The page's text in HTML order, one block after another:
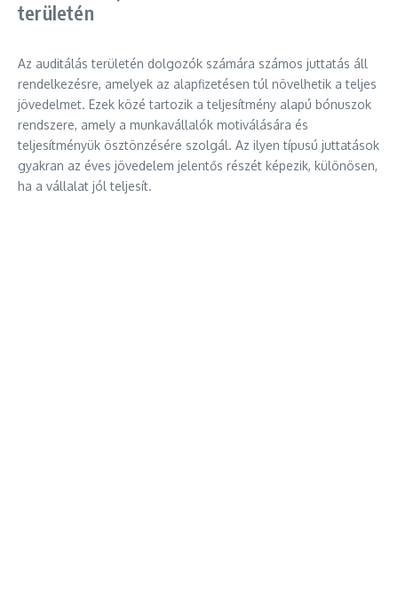
területén
Az auditálás területén dolgozók számára számos juttatás áll
rendelkezésre, amelyek az alapfizetésen túl növelhetik a teljes
jövedelmet. Ezek közé tartozik a teljesítmény alapú bónuszok
rendszere, amely a munkavállalók motiválására és
teljesítményük ösztönzésére szolgál. Az ilyen típusú juttatások
gyakran az éves jövedelem jelentős részét képezik, különösen,
ha a vállalat jól teljesít.